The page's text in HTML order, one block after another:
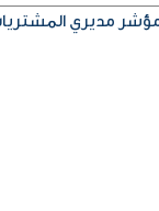
مديري المشتريات